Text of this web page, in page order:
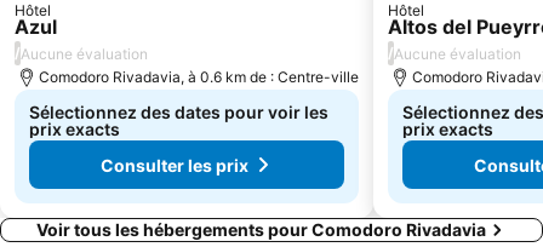
Hôtel
Azul
/Aucune évaluation
Comodoro Rivadavia, à 0.6 km de : Centre-ville
Sélectionnez des dates pour voir les
prix exacts
Consulter les prix
Hôtel
Altos del
/Aucune évaluation
Comodoro
Sélectionnez
prix exacts
Voir tous les hébergements pour Comodoro Rivadavia